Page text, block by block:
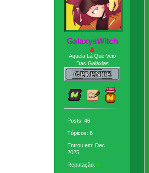
GaIaxysWitch
Aquela Lá Que Veio
Das Galáxias
Posts: 46
Tópicos: 6
Entrou em: Dec
2025
Reputação:5